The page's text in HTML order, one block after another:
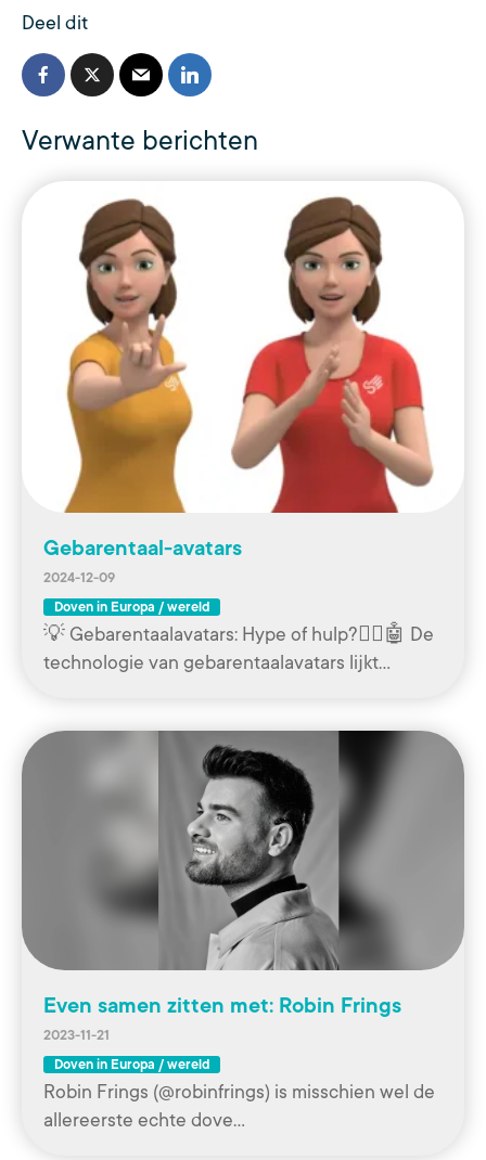
Deel dit
Verwante berichten
Gebarentaal-avatars
2024-12-09
Doven in Europa / wereld
💡 Gebarentaalavatars: Hype of hulp?🧏‍♀️🤖 De
technologie van gebarentaalavatars lijkt…
Even samen zitten met: Robin Frings
2023-11-21
Doven in Europa / wereld
Robin Frings (@robinfrings) is misschien wel de
allereerste echte dove…